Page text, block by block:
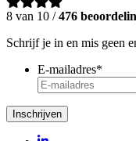
8 van 10 /476
Schrijf je in en mis geen
E-mailadres*
Inschrijven